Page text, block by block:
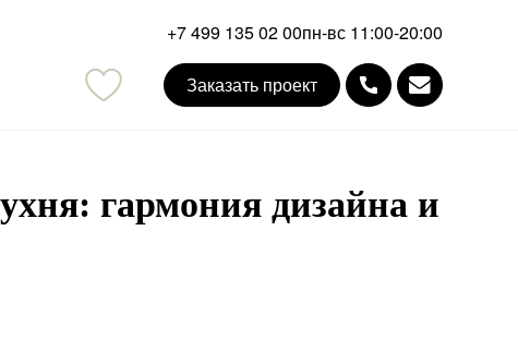
+7 499 135 02 00пн-вс 11:00-20:00
Заказать проект
mail
гармония дизайна и